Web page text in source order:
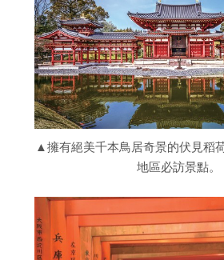
▲擁有絕美千本鳥居奇景的伏見稻
地區必訪景點。